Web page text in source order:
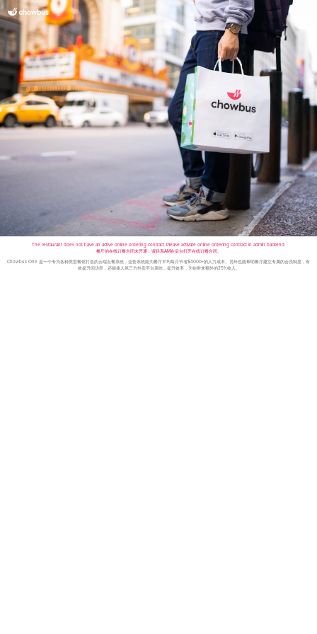
The restaurant does not have an active online ordering contract. Please activate online ordering contract in admin backend.
餐厅的在线订餐合同未开通，请联系AM在后台打开在线订餐合同。
Chowbus One 是一个专为各种类型餐馆打造的云端点餐系统，这套系统能为餐厅平均每月节省$4000+的人力成本。另外也能帮助餐厅建立专属的会员制度，有
效提升回访率，还能接入第三方外卖平台系统，提升效率，为你带来额外的25%收入。